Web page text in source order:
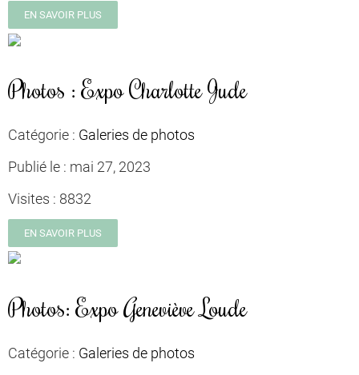
EN SAVOIR PLUS
Photos : Expo Charlotte Jude
Catégorie : Galeries de photos
Publié le : mai 27, 2023
Visites : 8832
EN SAVOIR PLUS
Photos: Expo Geneviève Loude
Catégorie : Galeries de photos